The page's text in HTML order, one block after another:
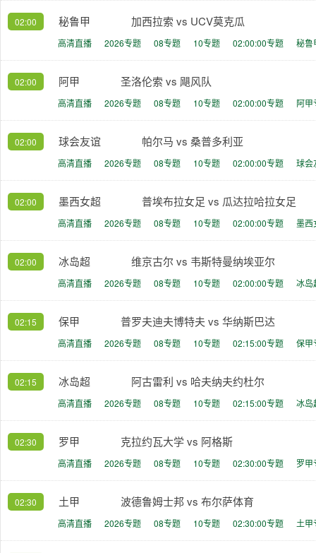
02:00 秘鲁甲 加西拉索 vs UCV莫克瓜
高清直播 2026专题 08专题 10专题 02:00:00专题 秘鲁
02:00 阿甲 圣洛伦索 vs 飓风队
高清直播 2026专题 08专题 10专题 02:00:00专题 阿甲
02:00 球会友谊 帕尔马 vs 桑普多利亚
高清直播 2026专题 08专题 10专题 02:00:00专题 球会
02:00 墨西女超 普埃布拉女足 vs 瓜达拉哈拉女足
高清直播 2026专题 08专题 10专题 02:00:00专题 墨西
02:00 冰岛超 维京古尔 vs 韦斯特曼纳埃亚尔
高清直播 2026专题 08专题 10专题 02:00:00专题 冰岛
02:15 保甲 普罗夫迪夫博特夫 vs 华纳斯巴达
高清直播 2026专题 08专题 10专题 02:15:00专题 保甲
02:15 冰岛超 阿古雷利 vs 哈夫纳夫约杜尔
高清直播 2026专题 08专题 10专题 02:15:00专题 冰岛
02:30 罗甲 克拉约瓦大学 vs 阿格斯
高清直播 2026专题 08专题 10专题 02:30:00专题 罗甲
02:30 土甲 波德鲁姆士邦 vs 布尔萨体育
高清直播 2026专题 08专题 10专题 02:30:00专题 土甲